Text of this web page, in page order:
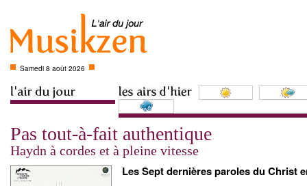
Samedi 8 août 2026
Pas tout-à-fait authentique
Haydn à cordes et à pleine vitesse
Les Sept dernières paroles du Christ